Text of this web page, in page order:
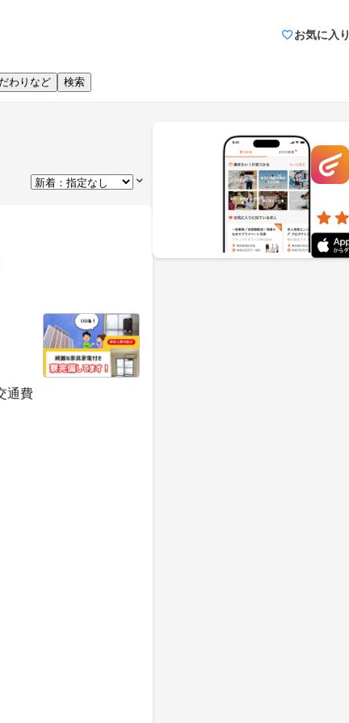
お気に入り
わりなど 検索
通費